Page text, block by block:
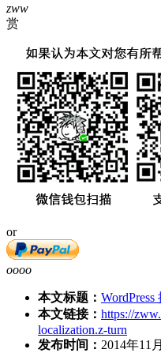
zww
赏
or
oooo
本文标题：
本文链接： https://
localization.z-turn
发布时间： 2014年11